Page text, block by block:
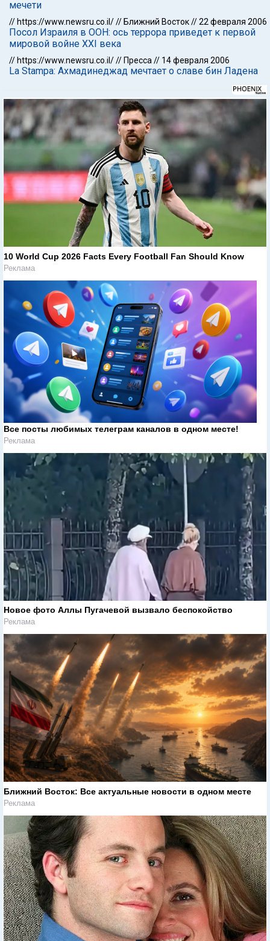
мечети
// https://www.newsru.co.il/// Ближний Восток//22 февраля 2006
Посол Израиля в ООН: ось террора приведет к первой
мировой войне XXI века
// https://www.newsru.co.il/// Пресса // 14 февраля 2006
La Stampa: Ахмадинеджад мечтает о славе бин Ладена
10 World Cup 2026 Facts Every Football Fan Should Know
Реклама
Все посты любимых телеграм каналов в одном месте!
Реклама
Новое фото Аллы Пугачевой вызвало беспокойство
Реклама
Ближний Восток: Все актуальные новости в одном месте
Реклама